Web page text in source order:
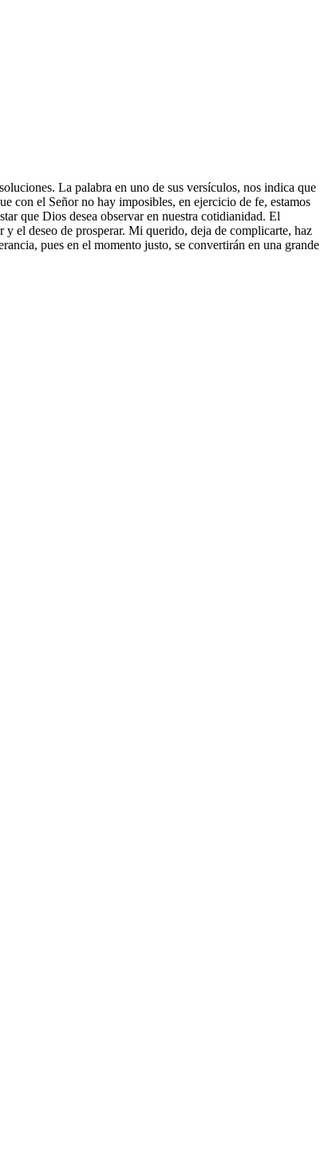
La palabra en uno de sus versículos, nos indica que
con el Señor no hay imposibles, en ejercicio de fe, estamos
que Dios desea observar en nuestra cotidianidad. El
el deseo de prosperar. Mi querido, deja de complicarte, haz
pues en el momento justo, se convertirán en una grande